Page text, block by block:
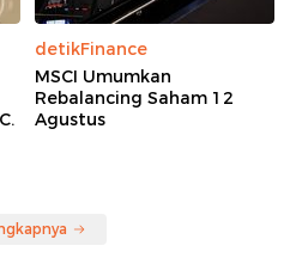
detikFinance
MSCI Umumkan
Rebalancing Saham 12
Agustus